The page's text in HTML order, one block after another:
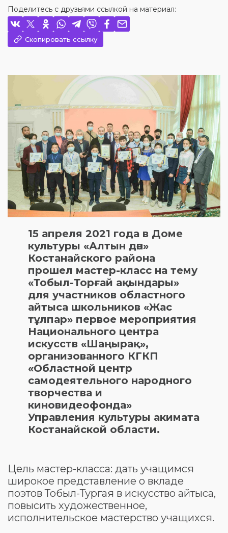
Поделитесь с друзьями ссылкой на материал:
Скопировать ссылку
15 апреля 2021 года в Доме
культуры «Алтын дән»
Костанайского района
прошел мастер-класс на тему
«Тобыл-Торғай ақындары»
для участников областного
айтыса школьников «Жас
тұлпар» первое мероприятия
Национального центра
искусств «Шаңырақ»,
организованного КГКП
«Областной центр
самодеятельного народного
творчества и
киновидеофонда»
Управления культуры акимата
Костанайской области.
Цель мастер-класса: дать учащимся
широкое представление о вкладе
поэтов Тобыл-Тургая в искусство айтыса,
повысить художественное,
исполнительское мастерство учащихся.